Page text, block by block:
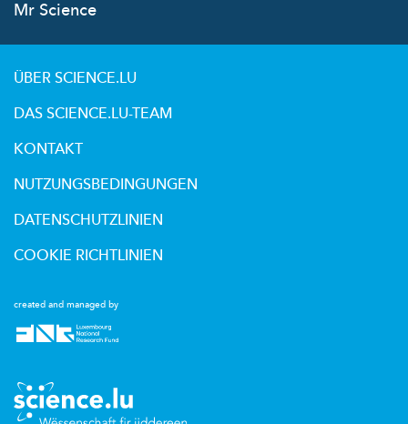
Mr Science
created and managed by
ÜBER SCIENCE.LU
DAS SCIENCE.LU-TEAM
KONTAKT
NUTZUNGSBEDINGUNGEN
DATENSCHUTZLINIEN
COOKIE RICHTLINIEN